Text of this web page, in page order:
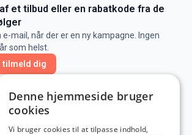
et tilbud eller en rabatkode fra de
e-mail, når der er en ny kampagne. Ingen
som helst.
tilmeld dig
med at spare penge online
Denne hjemmeside bruger
cookies
Vi bruger cookies til at tilpasse indhold,